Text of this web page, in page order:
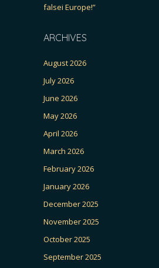
falsei Europe!”
ARCHIVES
August 2026
July 2026
June 2026
May 2026
April 2026
March 2026
February 2026
January 2026
December 2025
November 2025
October 2025
September 2025